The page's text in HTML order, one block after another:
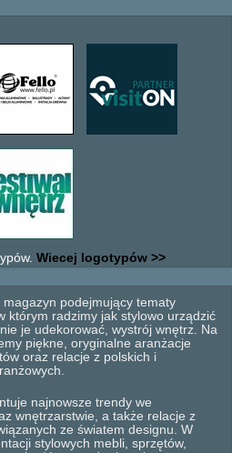
Wiecej logotypów >>
podejmujący tematy
którym radzimy jak stylowo urządzić
je udekorować, wystrój wnętrz. Na
piękne, oryginalne aranżacje
oraz relacje z polskich i
najnowsze trendy we
wnętrzarstwie, a także relacje z
ze światem designu. W
stylowych mebli, sprzętów,